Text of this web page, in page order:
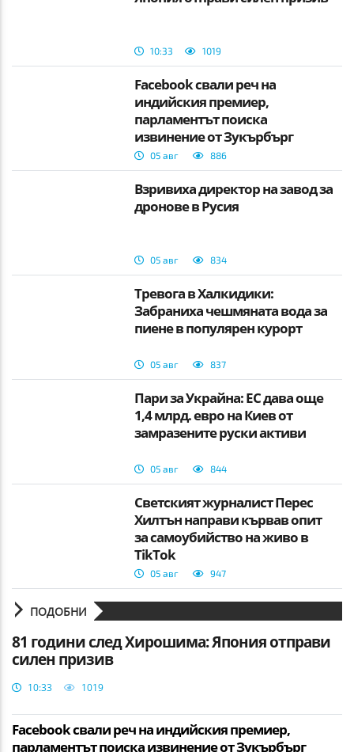
10:33 1019
Facebook свали реч на
индийския премиер,
парламентът поиска
извинение от Зукърбърг
05 авг 886
Взривиха директор на завод за
дронове в Русия
05 авг 834
Тревога в Халкидики:
Забраниха чешмяната вода за
пиене в популярен курорт
05 авг 837
Пари за Украйна: ЕС дава още
1,4 млрд. евро на Киев от
замразените руски активи
05 авг 844
Светският журналист Перес
Хилтън направи кървав опит
за самоубийство на живо в
TikTok
05 авг 947
ПОДОБНИ
81 години след Хирошима: Япония отправи
силен призив
10:33 1019
Facebook свали реч на индийския премиер,
парламентът поиска извинение от Зукърбърг